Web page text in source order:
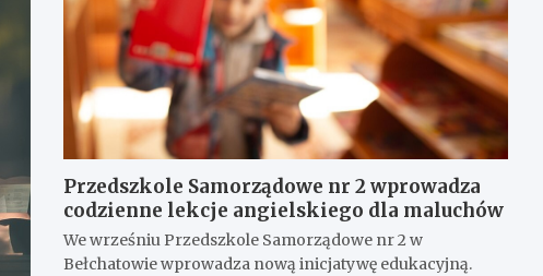
Przedszkole Samorządowe nr 2 wprowadza
codzienne lekcje angielskiego dla maluchów
We wrześniu Przedszkole Samorządowe nr 2 w
Bełchatowie wprowadza nową inicjatywę edukacyjną.